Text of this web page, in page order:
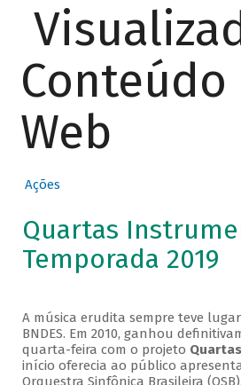
Conteúdo
Web
Ações
Quartas
Temporada 2019
A música erudita sempre teve
BNDES. Em 2010, ganhou
quarta-feira com o projeto
início oferecia ao público